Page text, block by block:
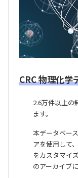
CRC 物理化学
2.6万件以上の
ます。
本データベー
アを使用して
をカスタマイ
のアーカイブ